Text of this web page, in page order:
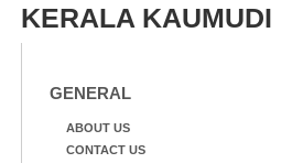
KERALA KAUMUDI
GENERAL
ABOUT US
CONTACT US